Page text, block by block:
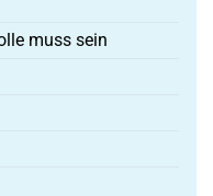
muss sein